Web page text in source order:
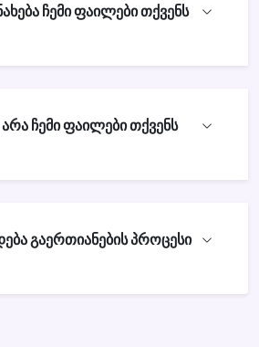
ჩემი ფაილები თქვენს
ჩემი ფაილები თქვენს
გაერთიანების პროცესი